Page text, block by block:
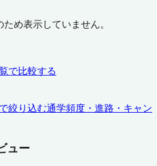
ため表示していません。
で比較する
絞り込む通学頻度・進路・キャン
ュー